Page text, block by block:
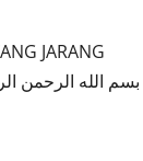
JARANG